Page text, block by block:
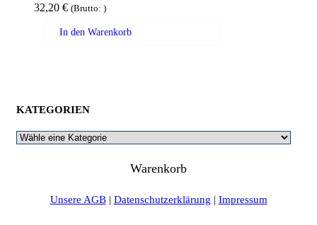
32,20 € (Brutto: )
In den Warenkorb
KATEGORIEN
Warenkorb
Unsere AGB| Datenschutzerklärung | Impressum